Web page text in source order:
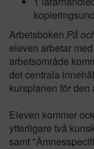
Arbetsboken På
eleven arbetar
arbetsområde
det centrala
kursplanen för
Eleven kommer
ytterligare två
samt